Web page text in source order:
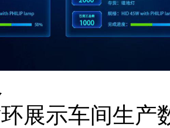
展示车间生产